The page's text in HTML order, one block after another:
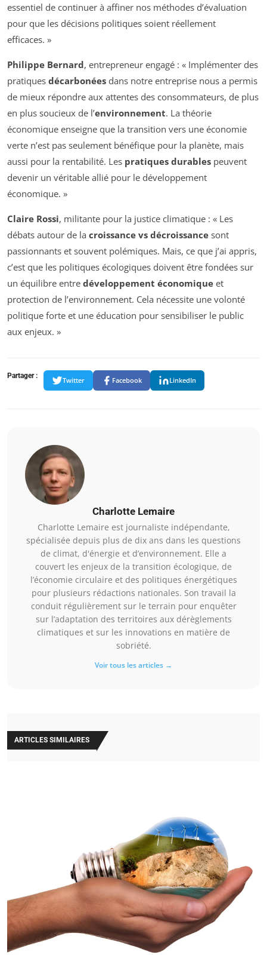
essentiel de continuer à affiner nos méthodes d’évaluation
pour que les décisions politiques soient réellement
efficaces. »
Philippe Bernard, entrepreneur engagé : « Implémenter des
pratiques décarbonées dans notre entreprise nous a permis
de mieux répondre aux attentes des consommateurs, de plus
en plus soucieux de l’environnement. La théorie
économique enseigne que la transition vers une économie
verte n’est pas seulement bénéfique pour la planète, mais
aussi pour la rentabilité. Les pratiques durables peuvent
devenir un véritable allié pour le développement
économique. »
Claire Rossi, militante pour la justice climatique : « Les
débats autour de la croissance vs décroissance sont
passionnants et souvent polémiques. Mais, ce que j’ai appris,
c’est que les politiques écologiques doivent être fondées sur
un équilibre entre développement économique et
protection de l’environnement. Cela nécessite une volonté
politique forte et une éducation pour sensibiliser le public
aux enjeux. »
Partager :
Twitter Facebook LinkedIn
Charlotte Lemaire
Charlotte Lemaire est journaliste indépendante,
spécialisée depuis plus de dix ans dans les questions
de climat, d'énergie et d’environnement. Elle a
couvert les enjeux de la transition écologique, de
l’économie circulaire et des politiques énergétiques
pour plusieurs rédactions nationales. Son travail la
conduit régulièrement sur le terrain pour enquêter
sur l’adaptation des territoires aux dérèglements
climatiques et sur les innovations en matière de
sobriété.
Voir tous les articles →
ARTICLES SIMILAIRES